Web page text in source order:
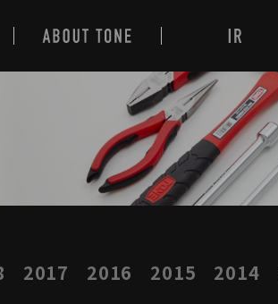
2017 2016 2015 2014